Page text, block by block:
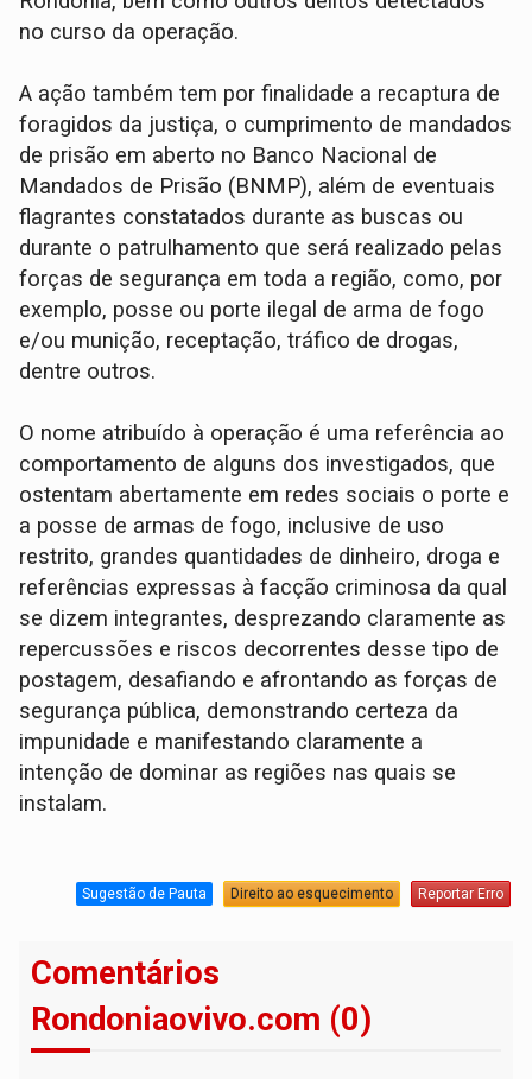
no curso da operação.
A ação também tem por finalidade a recaptura de
foragidos da justiça, o cumprimento de mandados
de prisão em aberto no Banco Nacional de
Mandados de Prisão (BNMP), além de eventuais
flagrantes constatados durante as buscas ou
durante o patrulhamento que será realizado pelas
forças de segurança em toda a região, como, por
exemplo, posse ou porte ilegal de arma de fogo
e/ou munição, receptação, tráfico de drogas,
dentre outros.
O nome atribuído à operação é uma referência ao
comportamento de alguns dos investigados, que
ostentam abertamente em redes sociais o porte e
a posse de armas de fogo, inclusive de uso
restrito, grandes quantidades de dinheiro, droga e
referências expressas à facção criminosa da qual
se dizem integrantes, desprezando claramente as
repercussões e riscos decorrentes desse tipo de
postagem, desafiando e afrontando as forças de
segurança pública, demonstrando certeza da
impunidade e manifestando claramente a
intenção de dominar as regiões nas quais se
instalam.
Sugestão de Pauta Direito ao esquecimento Reportar Erro
Comentários
Rondoniaovivo.com (0)